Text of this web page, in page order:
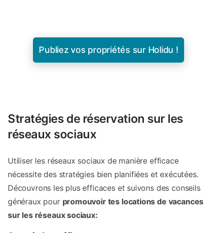
Publiez vos propriétés sur Holidu !
Stratégies de réservation sur les
réseaux sociaux
Utiliser les réseaux sociaux de manière efficace
nécessite des stratégies bien planifiées et exécutées.
Découvrons les plus efficaces et suivons des conseils
généraux pour promouvoir tes locations de vacances
sur les réseaux sociaux: